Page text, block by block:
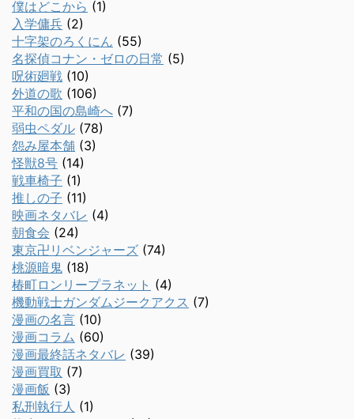
僕はどこから (1)
入学傭兵 (2)
十字架のろくにん (55)
名探偵コナン・ゼロの日常 (5)
呪術廻戦 (10)
外道の歌 (106)
平和の国の島崎へ (7)
弱虫ペダル (78)
怨み屋本舗 (3)
怪獣8号 (14)
戦車椅子 (1)
推しの子 (11)
映画ネタバレ (4)
朝食会 (24)
東京卍リベンジャーズ (74)
桃源暗鬼 (18)
椿町ロンリープラネット (4)
機動戦士ガンダムジークアクス (7)
漫画の名言 (10)
漫画コラム (60)
漫画最終話ネタバレ (39)
漫画買取 (7)
漫画飯 (3)
私刑執行人 (1)